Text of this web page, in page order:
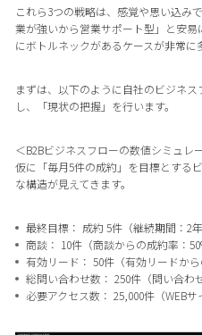
これら3つの戦略は、感覚や思い込み
業が強いから営業サポート型」と安
にボトルネックがあるケースが非常に
まずは、以下のように自社のビジネ
し、「現状の把握」を行います。
＜B2Bビジネスフローの数値シミュレ
仮に「毎月5件の成約」を目標とする
な構造が見えてきます。
最終目標： 成約 5件（継続期間：2年
商談： 10件（商談からの成約率：
有効リード： 50件（有効リードから
総問い合わせ数： 250件（問い合わ
必要アクセス数： 25,000件（WEBサ